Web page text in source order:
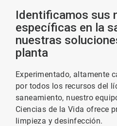
Identificamos sus
específicas en la
nuestras
planta
Experimentado, altamente
por todos los recursos del
saneamiento, nuestro
Ciencias de la Vida ofrece
limpieza y desinfección.